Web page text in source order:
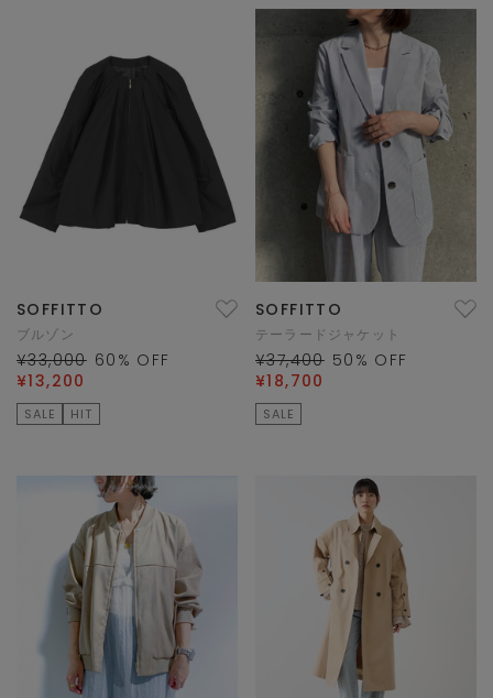
SOFFITTO
ブルゾン
¥33,000 60 % OFF
¥13,200
SALE HIT
SOFFITTO
テーラードジャケット
¥37,400 50 % OFF
¥18,700
SALE